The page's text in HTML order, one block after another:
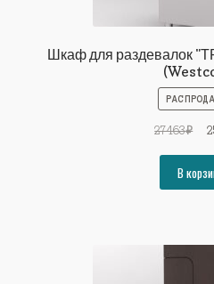
Шкаф для раздевалок
27463₽
В